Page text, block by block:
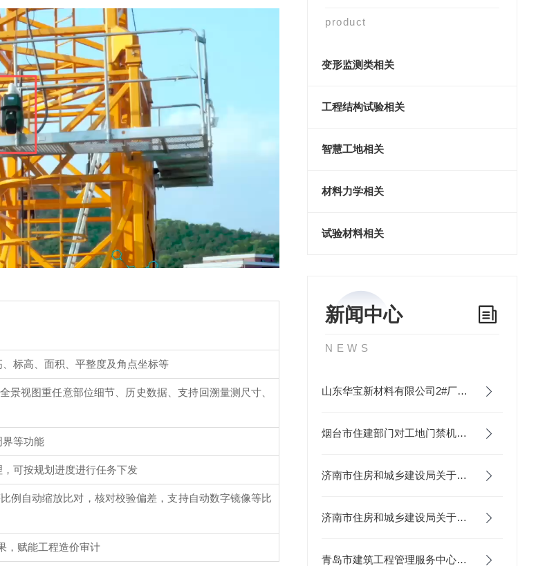
product
变形监测类相关
工程结构试验相关
智慧工地相关
材料力学相关
试验材料相关
新闻中心
NEWS
山东华宝新材料有限公司2#厂房、3#厂房和机修车间项目 应用本公司劳务实名制考勤设备
烟台市住建部门对工地门禁机的选型要求
济南市住房和城乡建设局关于推行房屋建筑工程《监理日志》电子化的通知
济南市住房和城乡建设局关于加强全市房屋建筑工程关键岗位人员到岗履职数字化监管的通知
青岛市建筑工程管理服务中心关于发布青岛市市政工程智慧工地建设费用参考计价依据的通知
标高、面积、平整度及角点坐标等
视图重任意部位细节、历史数据、支持回溯量测尺寸、
界等功能
可按规划进度进行任务下发
例自动缩放比对，核对校验偏差，支持自动数字镜像等比
，赋能工程造价审计